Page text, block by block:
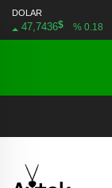
DOLAR
47,7436$ % 0.18